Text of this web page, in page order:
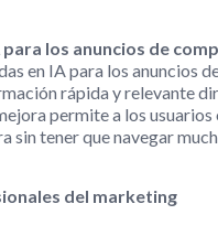
los anuncios de
en IA para los anuncios
rápida y relevante
permite a los
sin tener que navegar
del marketing